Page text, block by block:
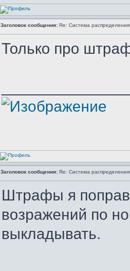
Заголовок сообщения: Re: Система распределения
Только про
Заголовок сообщения: Re: Система распределения
Штрафы я
возражений по
выкладывать.